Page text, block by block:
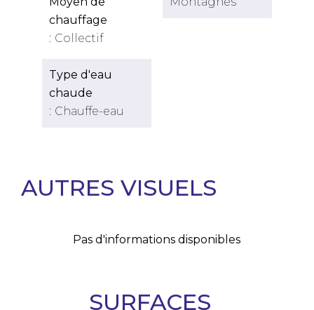
chauffage
Collectif
Type d'eau
chaude
Chauffe-eau
AUTRES VISUELS
Pas d'informations disponibles
SURFACES